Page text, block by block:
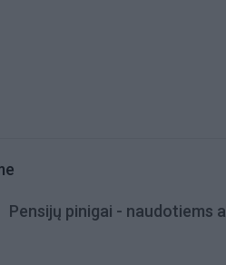
Pensijų pinigai - naudotiems